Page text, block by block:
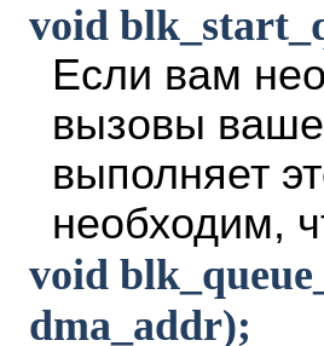
void
Если вам
вызовы
выполняет
необходим,
void
dma_addr);